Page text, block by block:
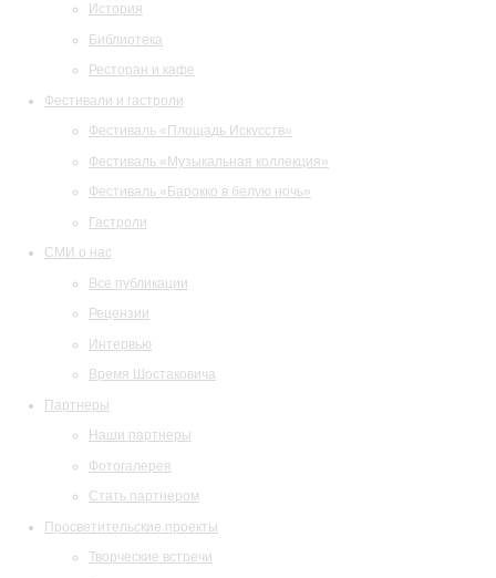
История
Библиотека
Ресторан и кафе
Фестивали и гастроли
Фестиваль «Площадь Искусств»
Фестиваль «Музыкальная коллекция»
Фестиваль «Барокко в белую ночь»
Гастроли
СМИ о нас
Все публикации
Рецензии
Интервью
Время Шостаковича
Партнеры
Наши партнеры
Фотогалерея
Стать партнером
Просветительские проекты
Творческие встречи